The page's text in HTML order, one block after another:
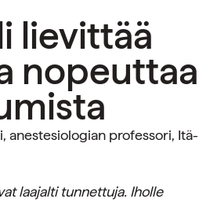
lievittää
nopeuttaa
anestesiologian professori, Itä-
laajalti tunnettuja. Iholle